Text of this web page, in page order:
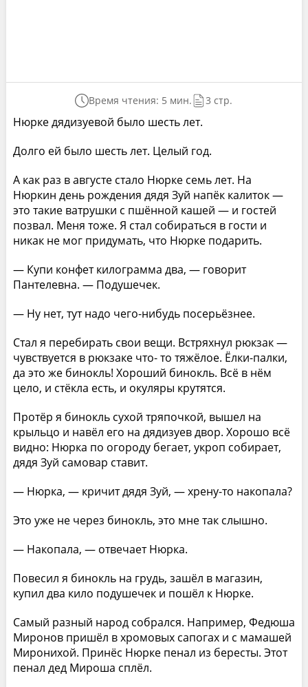
Время чтения: 5 мин. 3 стр.
Нюрке дядизуевой было шесть лет.
Долго ей было шесть лет. Целый год.
А как раз в августе стало Нюрке семь лет. На
Нюркин день рождения дядя Зуй напёк калиток —
это такие ватрушки с пшённой кашей — и гостей
позвал. Меня тоже. Я стал собираться в гости и
никак не мог придумать, что Нюрке подарить.
— Купи конфет килограмма два, — говорит
Пантелевна. — Подушечек.
— Ну нет, тут надо чего-нибудь посерьёзнее.
Стал я перебирать свои вещи. Встряхнул рюкзак —
чувствуется в рюкзаке что- то тяжёлое. Ёлки-палки,
да это же бинокль! Хороший бинокль. Всё в нём
цело, и стёкла есть, и окуляры крутятся.
Протёр я бинокль сухой тряпочкой, вышел на
крыльцо и навёл его на дядизуев двор. Хорошо всё
видно: Нюрка по огороду бегает, укроп собирает,
дядя Зуй самовар ставит.
— Нюрка, — кричит дядя Зуй, — хрену-то накопала?
Это уже не через бинокль, это мне так слышно.
— Накопала, — отвечает Нюрка.
Повесил я бинокль на грудь, зашёл в магазин,
купил два кило подушечек и пошёл к Нюрке.
Самый разный народ собрался. Например, Федюша
Миронов пришёл в хромовых сапогах и с мамашей
Миронихой. Принёс Нюрке пенал из бересты. Этот
пенал дед Мироша сплёл.